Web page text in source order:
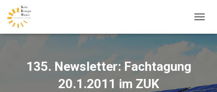
A
I
I
135. Newsletter: Fachtagung
20.1.2011 im ZUK